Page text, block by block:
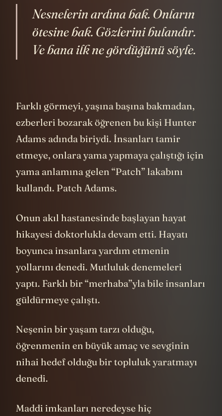
Nesnelerin ardına bak. Onların
ötesine bak. Gözlerini bulandır.
Farklı görmeyi, yaşına başına bakmadan,
ezberleri bozarak öğrenen bu kişi Hunter
Adams adında biriydi. İnsanları tamir
etmeye, onlara yama yapmaya çalıştığı için
yama anlamına gelen “Patch” lakabını
Onun akıl hastanesinde başlayan hayat
hikayesi doktorlukla devam etti. Hayatı
boyunca insanlara yardım etmenin
yollarını denedi. Mutluluk denemeleri
yaptı. Farklı bir “merhaba”yla bile insanları
Neşenin bir yaşam tarzı olduğu,
öğrenmenin en büyük amaç ve sevginin
nihai hedef olduğu bir topluluk yaratmayı